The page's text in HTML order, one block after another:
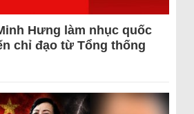
Hưng làm nhục quốc
chỉ đạo từ Tổng thống